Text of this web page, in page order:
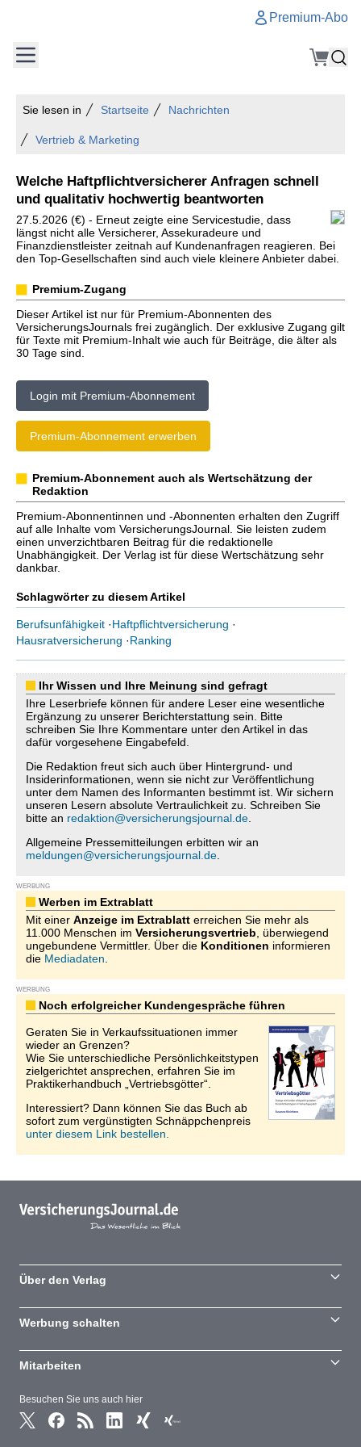
Premium-Abo
Sie lesen in Startseite Nachrichten
Vertrieb & Marketing
Welche Haftpflichtversicherer Anfragen schnell
und qualitativ hochwertig beantworten
27.5.2026 (€) - Erneut zeigte eine Servicestudie, dass
längst nicht alle Versicherer, Assekuradeure und
Finanzdienstleister zeitnah auf Kundenanfragen reagieren. Bei
den Top-Gesellschaften sind auch viele kleinere Anbieter dabei.
Premium-Zugang
Dieser Artikel ist nur für Premium-Abonnenten des
VersicherungsJournals frei zugänglich. Der exklusive Zugang gilt
für Texte mit Premium-Inhalt wie auch für Beiträge, die älter als
30 Tage sind.
Login mit Premium-Abonnement
Premium-Abonnement erwerben
Premium-Abonnement auch als Wertschätzung der
Redaktion
Premium-Abonnentinnen und -Abonnenten erhalten den Zugriff
auf alle Inhalte vom VersicherungsJournal. Sie leisten zudem
einen unverzichtbaren Beitrag für die redaktionelle
Unabhängigkeit. Der Verlag ist für diese Wertschätzung sehr
dankbar.
Schlagwörter zu diesem Artikel
Berufsunfähigkeit ·Haftpflichtversicherung ·
Hausratversicherung ·Ranking
Ihr Wissen und Ihre Meinung sind gefragt
Ihre Leserbriefe können für andere Leser eine wesentliche
Ergänzung zu unserer Berichterstattung sein. Bitte
schreiben Sie Ihre Kommentare unter den Artikel in das
dafür vorgesehene Eingabefeld.
Die Redaktion freut sich auch über Hintergrund- und
Insiderinformationen, wenn sie nicht zur Veröffentlichung
unter dem Namen des Informanten bestimmt ist. Wir sichern
unseren Lesern absolute Vertraulichkeit zu. Schreiben Sie
bitte an redaktion@versicherungsjournal.de
Allgemeine Pressemitteilungen erbitten wir an
meldungen@versicherungsjournal.de
WERBUNG
Werben im Extrablatt
Mit einer Anzeige im Extrablatt erreichen Sie mehr als
11.000 Menschen im Versicherungsvertrieb , überwiegend
ungebundene Vermittler. Über die Konditionen informieren
die Mediadaten
WERBUNG
Noch erfolgreicher Kundengespräche führen
Geraten Sie in Verkaufssituationen immer
wieder an Grenzen?
Wie Sie unterschiedliche Persönlichkeitstypen
zielgerichtet ansprechen, erfahren Sie im
Praktikerhandbuch „Vertriebsgötter“.
Interessiert? Dann können Sie das Buch ab
sofort zum vergünstigten Schnäppchenpreis
unter diesem Link bestellen.
Besuchen Sie uns auch hier
Über den Verlag
Werbung schalten
Mitarbeiten